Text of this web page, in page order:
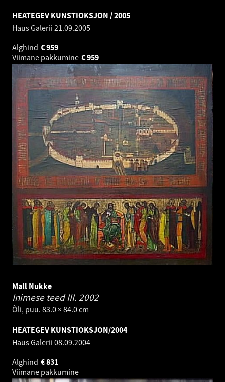
HEATEGEV KUNSTIOKSJON / 2005
Haus Galerii 21.09.2005
Alghind
959
€
Viimane pakkumine
959
€
Mall Nukke
Inimese teed III. 2002
Õli, puu. 83.0 × 84.0 cm
HEATEGEV KUNSTIOKSJON/2004
Haus Galerii 08.09.2004
Alghind
831
€
Viimane pakkumine